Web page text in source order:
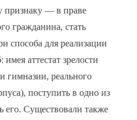
признаку — в праве
гражданина, стать
способа для реализации
аттестат зрелости
гимназии, реального
поступить в одно из
Существовали также